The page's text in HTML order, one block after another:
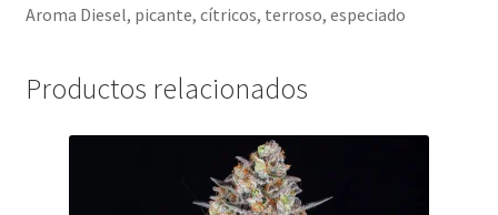
Aroma Diesel, picante, cítricos, terroso, especiado
Productos relacionados